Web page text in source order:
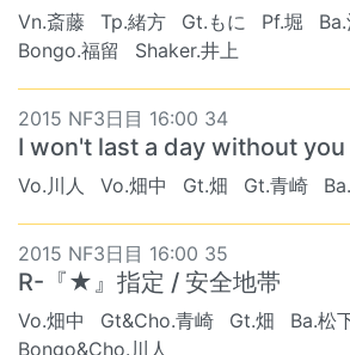
Vn.斎藤 Tp.緒方 Gt.もに Pf.堀
Bongo.福留
Shaker.井上
2015 NF3日目 16:00 34
I won't last a day without
Vo.川人 Vo.畑中 Gt.畑 Gt.青崎
2015 NF3日目 16:00 35
R-『★』指定 / 安全地帯
Vo.畑中 Gt&Cho.青崎 Gt.畑 Ba.松
Bongo&Cho.川人